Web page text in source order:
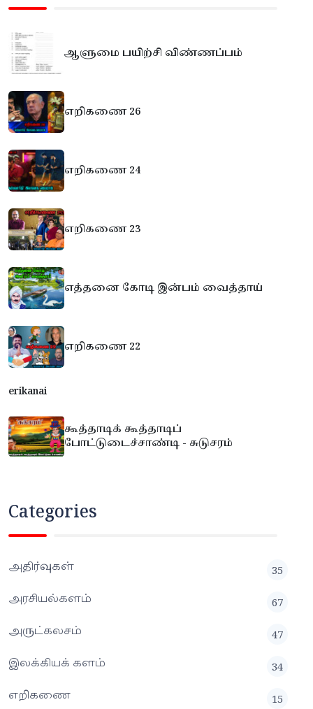
ஆளுமை பயிற்சி விண்ணப்பம்
எறிகணை 26
எறிகணை 24
எறிகணை 23
எத்தனை கோடி இன்பம் வைத்தாய்
எறிகணை 22
erikanai
கூத்தாடிக் கூத்தாடிப்
போட்டுடைச்சாண்டி - சுடுசரம்
Categories
அதிர்வுகள்
35
அரசியல்களம்
67
அருட்கலசம்
47
இலக்கியக் களம்
34
எறிகணை
15